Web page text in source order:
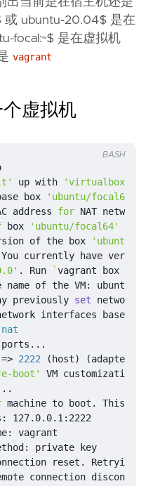
或 ubuntu-20.04$ 是在
focal:~$ 是在虚拟机
vagrant
虚拟机
up with
'virtualbox'
box
'ubuntu/focal64'
address for
box 'ubuntu/focal64'
of the box
'ubuntu/
currently have version
. Run `vagrant box
previously set
nat
=> 2222 ( host) (adapter 1
boot'
BASH